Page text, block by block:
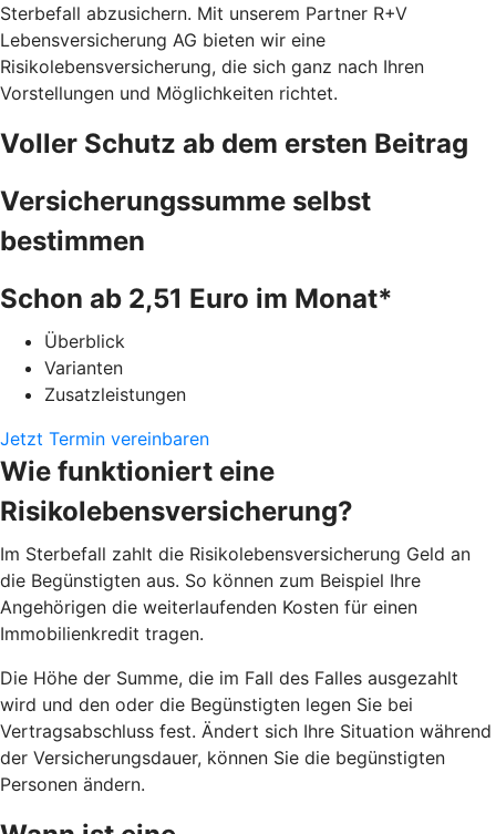
Sterbefall abzusichern. Mit unserem Partner R+V
Lebensversicherung AG bieten wir eine
Risikolebensversicherung, die sich ganz nach Ihren
Vorstellungen und Möglichkeiten richtet.
Voller Schutz ab dem ersten Beitrag
Versicherungssumme selbst
bestimmen
Schon ab 2,51 Euro im Monat*
Überblick
Varianten
Zusatzleistungen
Jetzt Termin vereinbaren
Wie funktioniert eine
Risikolebensversicherung?
Im Sterbefall zahlt die Risikolebensversicherung Geld an
die Begünstigten aus. So können zum Beispiel Ihre
Angehörigen die weiterlaufenden Kosten für einen
Immobilienkredit tragen.
Die Höhe der Summe, die im Fall des Falles ausgezahlt
wird und den oder die Begünstigten legen Sie bei
Vertragsabschluss fest. Ändert sich Ihre Situation während
der Versicherungsdauer, können Sie die begünstigten
Personen ändern.